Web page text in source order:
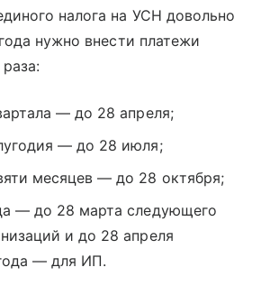
налога на УСН довольно
нужно внести платежи
— до 28 апреля;
— до 28 июля;
месяцев — до 28 октября;
— до 28 марта следующего
и до 28 апреля
— для ИП.